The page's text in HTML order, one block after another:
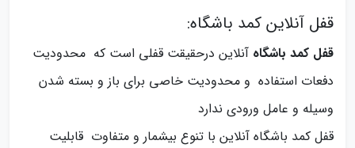
قفل آنلاین کمد باشگاه:
قفل کمد باشگاه آنلاین درحقیقت قفلی است که محدودیت
دفعات استفاده و محدودیت خاصی برای باز و بسته شدن
وسیله و عامل ورودی ندارد
قفل کمد باشگاه آنلاین با تنوع بیشمار و متفاوت قابلیت